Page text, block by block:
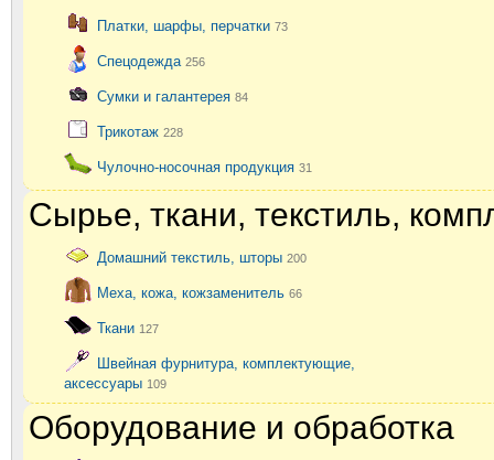
Платки, шарфы, перчатки 73
Спецодежда 256
Сумки и галантерея 84
Трикотаж 228
Чулочно-носочная продукция 31
Сырье, ткани, текстиль,
Домашний текстиль, шторы 200
Меха, кожа, кожзаменитель 66
Ткани 127
Швейная фурнитура, комплектующие,
аксессуары 109
Оборудование и обработка